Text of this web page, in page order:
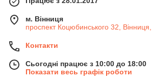
м. Вінниця
проспект Коцюбинського 32,
Контакти
Сьогодні працює з 10:00 до 18:00
Показати весь графік роботи